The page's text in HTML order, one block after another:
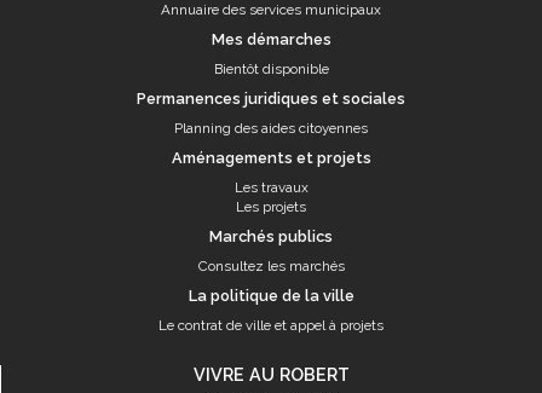
Annuaire des services municipaux
Mes démarches
Bientôt disponible
Permanences juridiques et sociales
Planning des aides citoyennes
Aménagements et projets
Les travaux
Les projets
Marchés publics
Consultez les marchés
La politique de la ville
Le contrat de ville et appel à projets
VIVRE AU ROBERT